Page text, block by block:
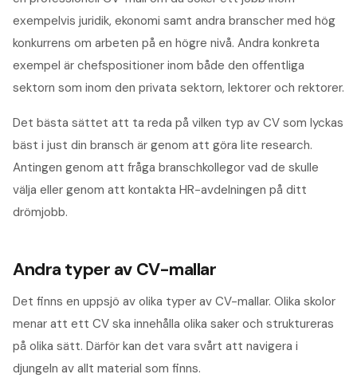
exempelvis juridik, ekonomi samt andra branscher med hög
konkurrens om arbeten på en högre nivå. Andra konkreta
exempel är chefspositioner inom både den offentliga
sektorn som inom den privata sektorn, lektorer och rektorer.
Det bästa sättet att ta reda på vilken typ av CV som lyckas
bäst i just din bransch är genom att göra lite research.
Antingen genom att fråga branschkollegor vad de skulle
välja eller genom att kontakta HR-avdelningen på ditt
drömjobb.
Andra typer av CV-mallar
Det finns en uppsjö av olika typer av CV-mallar. Olika skolor
menar att ett CV ska innehålla olika saker och struktureras
på olika sätt. Därför kan det vara svårt att navigera i
djungeln av allt material som finns.